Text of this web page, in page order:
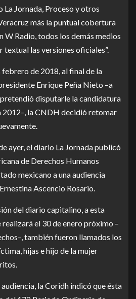
La Jornada, Proceso y otros
más la puntual cobertura
W Radio, todos los demás medios
las versiones oficiales”.
febrero de 2018, al final de la
Enrique Peña Nieto –a
disputarle la candidatura
2012–, la CNDH decidió retomar
ayer, el diario La Jornada publicó
de Derechos Humanos
mexicano a una audiencia
Ascencio Rosario.
del diario capitalino, a esta
realizará el 30 de enero próximo –
también fueron llamados los
hijas e hijo de la mujer
la Coridh indicó que ésta